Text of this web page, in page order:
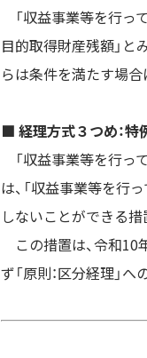
「収益事業等を行っ
目的取得財産残額」
らは条件を満たす場
■ 経理方式３つめ：特
「収益事業等を行っ
は、「収益事業等を行
しないことができる措
この措置は、令和10
ず「原則：区分経理」へ